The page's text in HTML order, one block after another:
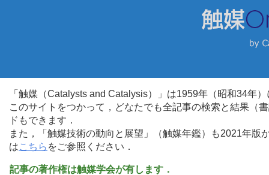
「触媒（Catalysts and Catalysis）」は1959年（昭和34年
このサイトをつかって，どなたでも全記事の検索と結果（
ドもできます．
また，「触媒技術の動向と展望」（触媒年鑑）も2021年
はこちら をご参照ください．
記事の著作権は触媒学会が有します．